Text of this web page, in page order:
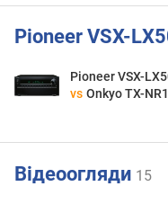
Pioneer VSX-
Pioneer VSX-
vs Onkyo TX-
Відеоогляди 15